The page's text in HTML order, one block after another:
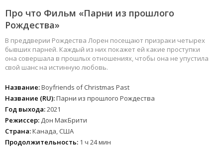
Про что Фильм «Парни из прошлого
Рождества»
В преддверии Рождества Лорен посещают призраки четырех
бывших парней. Каждый из них покажет ей какие проступки
она совершала в прошлых отношениях, чтобы она не упустила
свой шанс на истинную любовь.
Название:Boyfriends of Christmas Past
Название (RU):Парни из прошлого Рождества
Год выхода:2021
Режиссер: Дон МакБрити
Страна:Канада, США
Продолжительность: 1 ч 24 мин